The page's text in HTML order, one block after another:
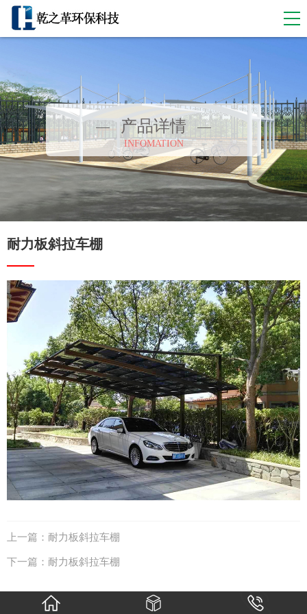
产品详情
INFOMATION
耐力板斜拉车棚
上一篇： 耐力板斜拉车棚
下一篇： 耐力板斜拉车棚